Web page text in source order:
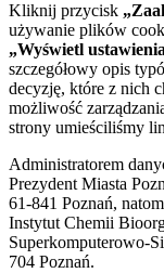
Kliknij przycisk
używanie plików
„Wyświetl
szczegółowy opis
decyzję, które z nich
możliwość
strony umieściliśmy
Administratorem
Prezydent Miasta
61-841 Poznań,
Instytut Chemii
Superkomputerowo-
704 Poznań.